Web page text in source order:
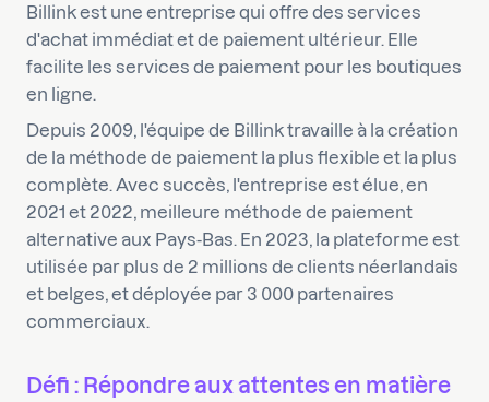
Billink est une entreprise qui offre des services
d'achat immédiat et de paiement ultérieur. Elle
facilite les services de paiement pour les boutiques
en ligne.
Depuis 2009, l'équipe de Billink travaille à la création
de la méthode de paiement la plus flexible et la plus
complète. Avec succès, l'entreprise est élue, en
2021 et 2022, meilleure méthode de paiement
alternative aux Pays-Bas. En 2023, la plateforme est
utilisée par plus de 2 millions de clients néerlandais
et belges, et déployée par 3 000 partenaires
commerciaux.
Défi : Répondre aux attentes en matière